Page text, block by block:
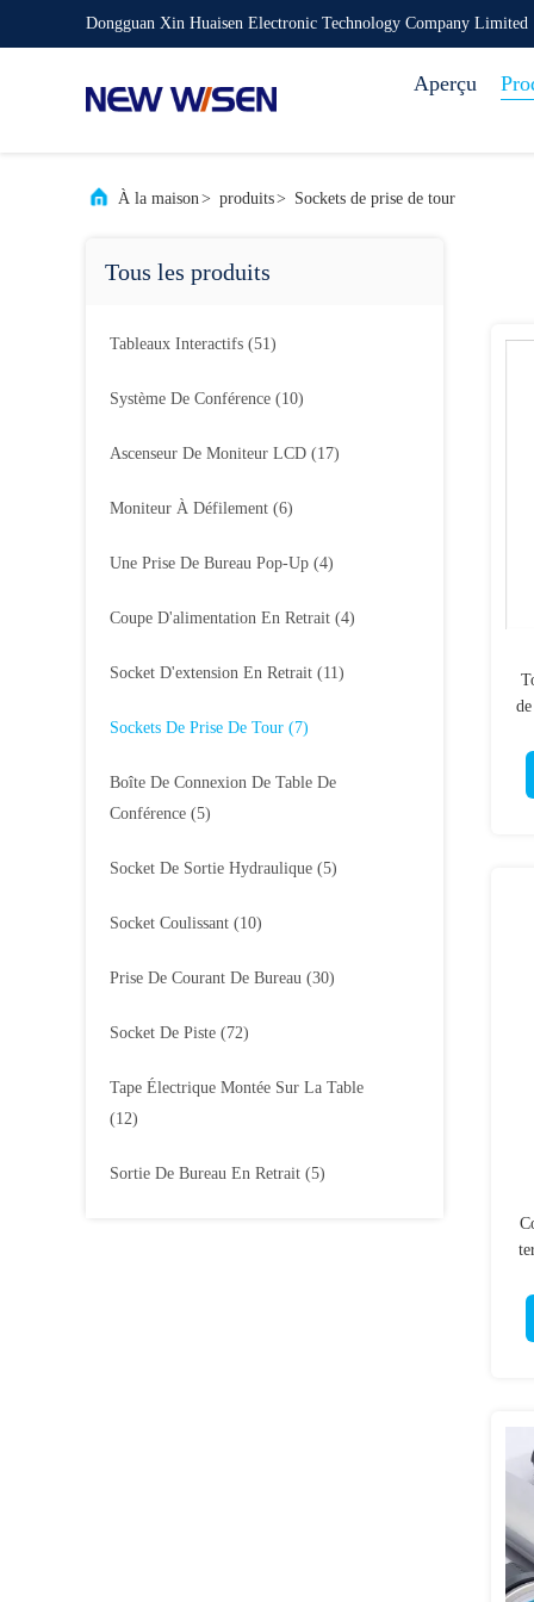
Dongguan Xin Huaisen Electronic Technology Company Limited
Aperçu
À la maison> produits> Sockets de prise de tour
Tous les produits
Tableaux Interactifs (51)
Système De Conférence (10)
Ascenseur De Moniteur LCD (17)
Moniteur À Défilement (6)
Une Prise De Bureau Pop-Up (4)
Coupe D'alimentation En Retrait (4)
Socket D'extension En Retrait (11)
Sockets De Prise De Tour (7)
Boîte De Connexion De Table De
Conférence (5)
Socket De Sortie Hydraulique (5)
Socket Coulissant (10)
Prise De Courant De Bureau (30)
Socket De Piste (72)
Tape Électrique Montée Sur La Table
(12)
Sortie De Bureau En Retrait (5)